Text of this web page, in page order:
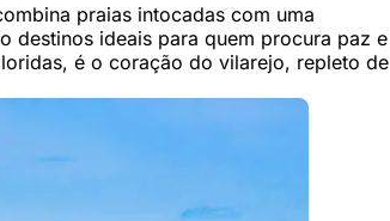
praias intocadas com uma
destinos ideais para quem procura paz e
é o coração do vilarejo, repleto de